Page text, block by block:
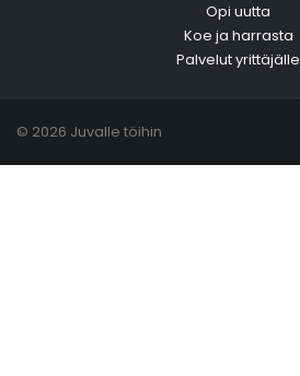
Opi uutta
Koe ja harrasta
Palvelut yrittäjälle
© 2026 Juvalle töihin